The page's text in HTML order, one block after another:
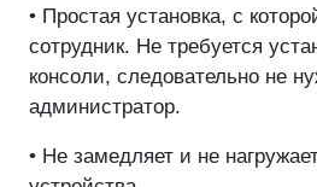
• Простая установка, с
сотрудник. Не требуется
консоли, следовательно не
администратор.
• Не замедляет и не